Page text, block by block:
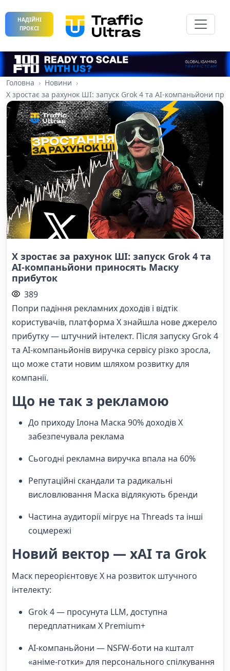
НАДІЙНІ
ПРОКСІ
Головна
Новини
X зростає за рахунок ШІ: запуск Grok 4 та AI-компаньйони
X зростає за рахунок ШІ: запуск Grok 4 та
AI-компаньйони приносять Маску
прибуток
389
Попри падіння рекламних доходів і відтік
користувачів, платформа X знайшла нове джерело
прибутку — штучний інтелект. Після запуску Grok 4
та AI-компаньйонів виручка сервісу різко зросла,
що може стати новим шляхом розвитку для
компанії.
Що не так з рекламою
До приходу Ілона Маска 90% доходів X
забезпечувала реклама
Сьогодні рекламна виручка впала на 60%
Репутаційні скандали та радикальні
висловлювання Маска відлякують бренди
Частина аудиторії мігрує на Threads та інші
соцмережі
Новий вектор — xAI та Grok
Маск переорієнтовує X на розвиток штучного
інтелекту:
Grok 4 — просунута LLM, доступна
передплатникам X Premium+
AI-компаньйони — NSFW-боти на кшталт
«аніме-готки» для персонального спілкування